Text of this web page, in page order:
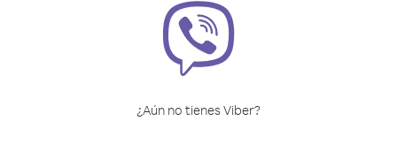
¿Aún no tienes Viber?